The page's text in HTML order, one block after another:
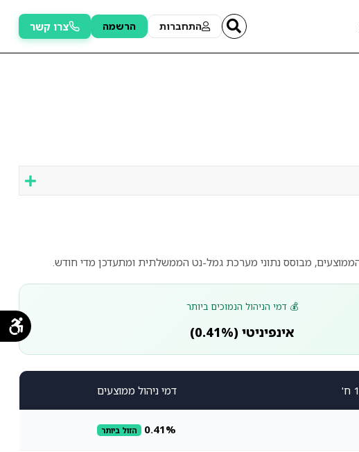
התחברות הרשמה צרו קשר
💰 דמי הניהול הנמוכים ביותר
אינפיניטי (0.41%)
דמי ניהול ממוצעים
0.41% הזול ביותר